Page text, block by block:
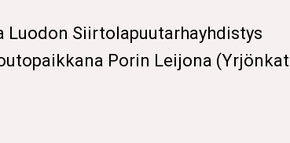
Siirtolapuutarhayhdistys
Porin Leijona